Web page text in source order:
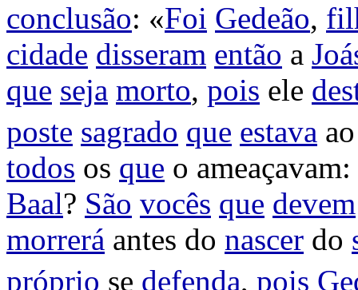
conclusão: «Foi Gedeão,
cidade disseram então a
que seja morto, pois ele
poste sagrado que estava
todos os que o ameaçavam
Baal? São vocês que devem
morrerá antes do nascer do
próprio se defenda, pois